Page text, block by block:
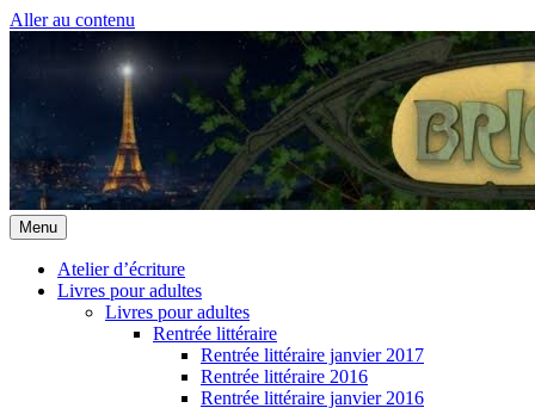
Aller au contenu
Menu
Atelier d’écriture
Livres pour adultes
Livres pour adultes
Rentrée littéraire
Rentrée littéraire janvier 2017
Rentrée littéraire 2016
Rentrée littéraire janvier 2016